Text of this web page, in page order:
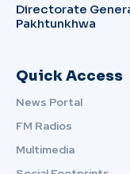
Directorate
Pakhtunkhwa
Quick Access
News Portal
FM Radios
Multimedia